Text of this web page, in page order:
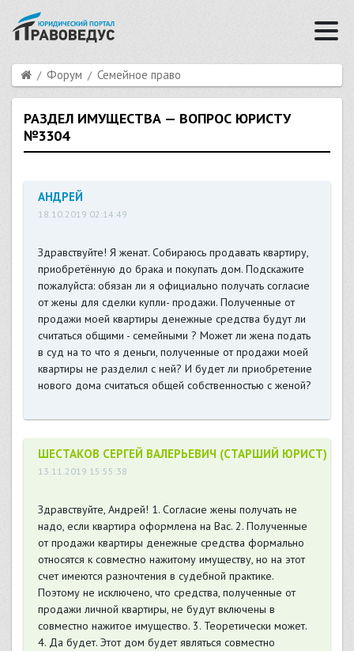
Форум Семейное право
РАЗДЕЛ ИМУЩЕСТВА — ВОПРОС ЮРИСТУ
№3304
АНДРЕЙ
18.10.2019 02:14:49
Здравствуйте! Я женат. Собираюсь продавать квартиру,
приобретённую до брака и покупать дом. Подскажите
пожалуйста: обязан ли я официально получать согласие
от жены для сделки купли- продажи. Полученные от
продажи моей квартиры денежные средства будут ли
считаться общими - семейными ? Может ли жена подать
в суд на то что я деньги, полученные от продажи моей
квартиры не разделил с ней? И будет ли приобретение
нового дома считаться общей собственностью с женой?
ШЕСТАКОВ СЕРГЕЙ ВАЛЕРЬЕВИЧ (СТАРШИЙ ЮРИСТ)
13.11.2019 15:55:38
Здравствуйте, Андрей! 1. Согласие жены получать не
надо, если квартира оформлена на Вас. 2. Полученные
от продажи квартиры денежные средства формально
относятся к совместно нажитому имуществу, но на этот
счет имеются разночтения в судебной практике.
Поэтому не исключено, что средства, полученные от
продажи личной квартиры, не будут включены в
совместно нажитое имущество. 3. Теоретически может.
4. Да будет. Этот дом будет являться совместно